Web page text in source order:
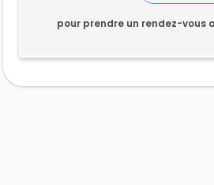
pour prendre un rendez-vous